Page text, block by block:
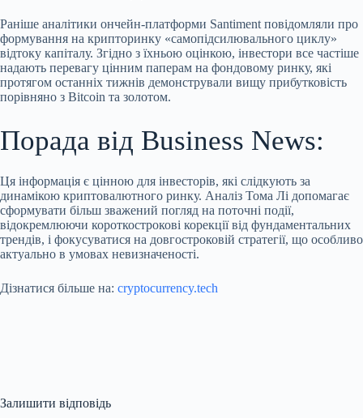
Раніше аналітики ончейн-платформи Santiment повідомляли про
формування на крипторинку «самопідсилювального циклу»
відтоку капіталу. Згідно з їхньою оцінкою, інвестори все частіше
надають перевагу цінним паперам на фондовому ринку, які
протягом останніх тижнів демонстрували вищу прибутковість
порівняно з Bitcoin та золотом.
Порада від Business News:
Ця інформація є цінною для інвесторів, які слідкують за
динамікою криптовалютного ринку. Аналіз Тома Лі допомагає
сформувати більш зважений погляд на поточні події,
відокремлюючи короткострокові корекції від фундаментальних
трендів, і фокусуватися на довгостроковій стратегії, що особливо
актуально в умовах невизначеності.
Дізнатися більше на: cryptocurrency.tech
Залишити відповідь